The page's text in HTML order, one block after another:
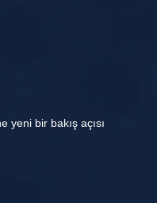
yeni bir bakış açısı